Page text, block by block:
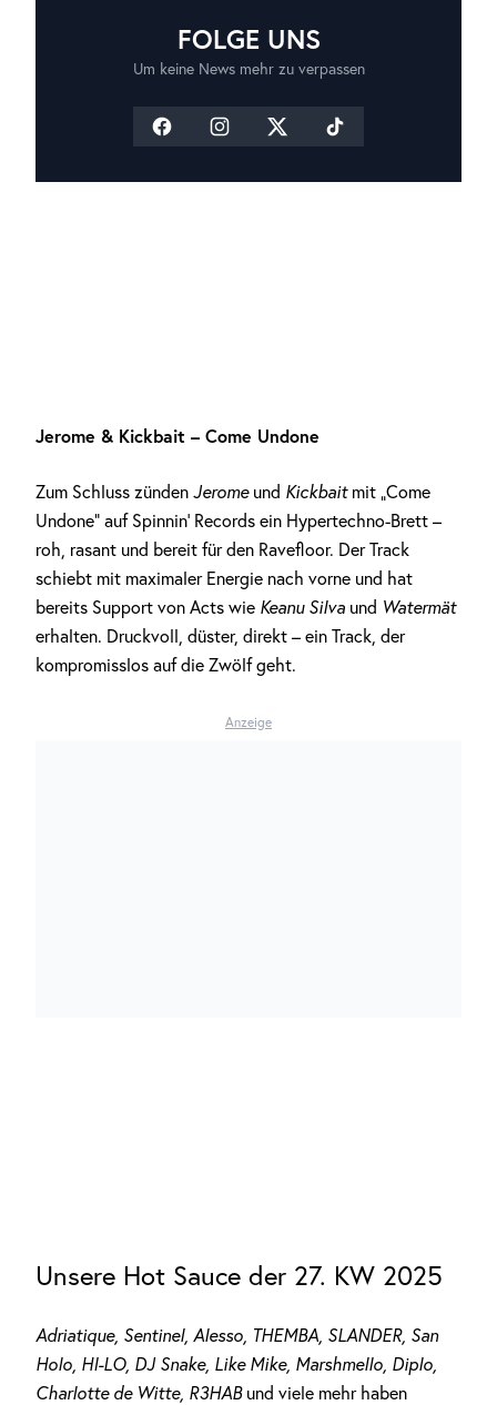
FOLGE UNS
Um keine News mehr zu verpassen
Jerome & Kickbait – Come Undone
Zum Schluss zünden Jerome und Kickbait mit „Come
Undone“ auf Spinnin‘ Records ein Hypertechno-Brett –
roh, rasant und bereit für den Ravefloor. Der Track
schiebt mit maximaler Energie nach vorne und hat
bereits Support von Acts wie Keanu Silva und Watermät
erhalten. Druckvoll, düster, direkt – ein Track, der
kompromisslos auf die Zwölf geht.
Anzeige
Unsere Hot Sauce der 27. KW 2025
Adriatique, Sentinel, Alesso, THEMBA, SLANDER, San
Holo, HI-LO, DJ Snake, Like Mike, Marshmello, Diplo,
Charlotte de Witte, R3HAB und viele mehr haben